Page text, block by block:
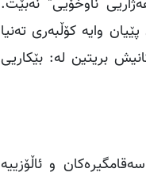
ناوخۆیی" نەبێت.
وایە کۆڵبەری تەنیا
بریتین لە: بێکاریی
و ئاڵۆزییە